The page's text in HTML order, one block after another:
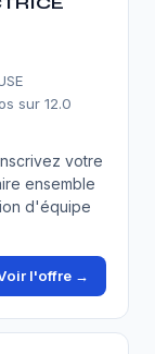
sur 12.0
votre
ensemble
d'équipe
l'offre →